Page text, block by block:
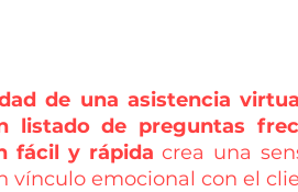
de una asistencia
listado de preguntas
fácil y rápida crea una
vínculo emocional con el